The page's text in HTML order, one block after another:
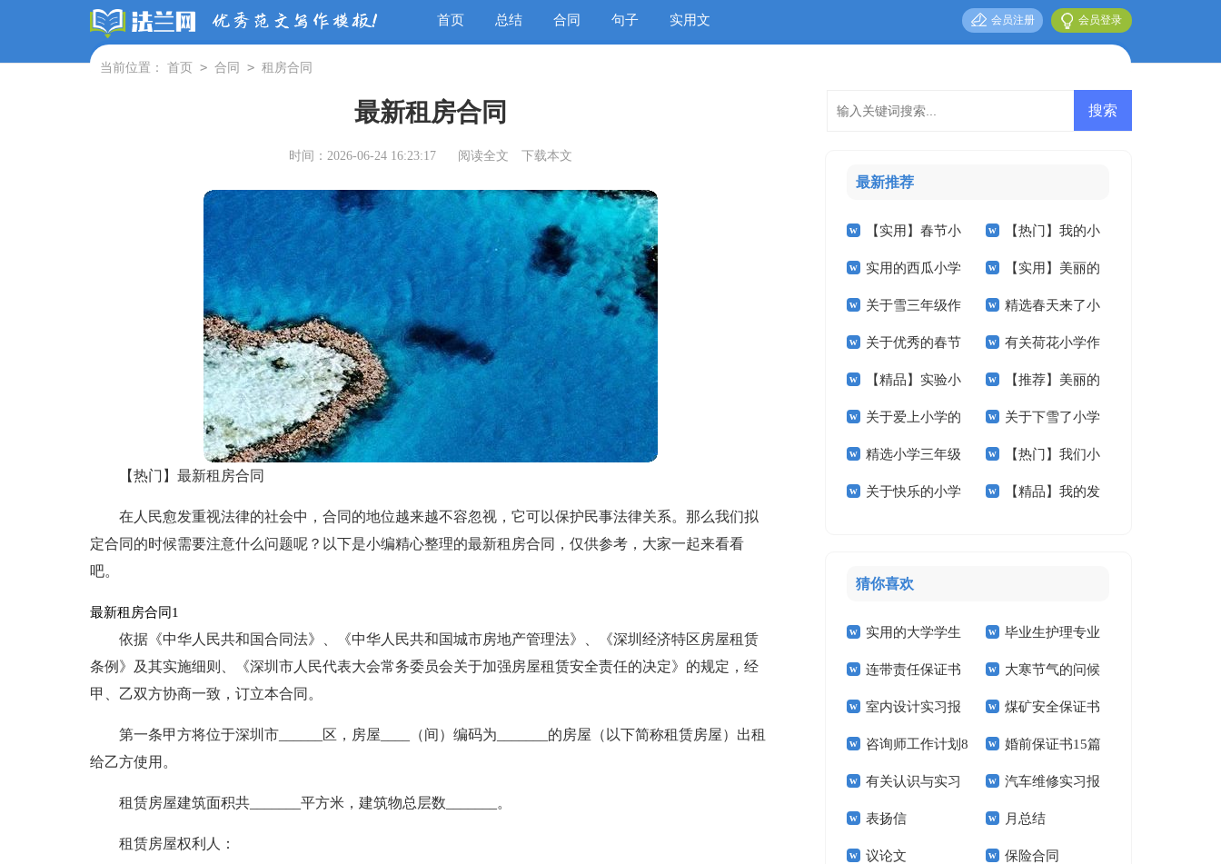
首页 总结 合同 句子 实用文 会员登录
会员注册
当前位置： 首页 > 合同 > 租房合同
最新租房合同
时间：2026-06-24 16:23:17 阅读全文 下载本文
【热门】最新租房合同
在人民愈发重视法律的社会中，合同的地位越来越不容忽视，它可以保护民事法律关系。那么我们拟
定合同的时候需要注意什么问题呢？以下是小编精心整理的最新租房合同，仅供参考，大家一起来看看
吧。
最新租房合同1
依据《中华人民共和国合同法》、《中华人民共和国城市房地产管理法》、《深圳经济特区房屋租赁
条例》及其实施细则、《深圳市人民代表大会常务委员会关于加强房屋租赁安全责任的决定》的规定，经
甲、乙双方协商一致，订立本合同。
第一条甲方将位于深圳市______区，房屋____（间）编码为_______的房屋（以下简称租赁房屋）出租
给乙方使用。
租赁房屋建筑面积共_______平方米，建筑物总层数_______。
租赁房屋权利人：
最新推荐
【实用】春节小
学作文600字4篇
【热门】我的小
学作文5篇
实用的西瓜小学
作文四篇
【实用】美丽的
小学作文3篇
关于雪三年级作
文汇编八篇
精选春天来了小
学作文汇编八篇
关于优秀的春节
小学作文4篇
有关荷花小学作
文锦集7篇
【精品】实验小
学的作文300字4篇
【推荐】美丽的
小学作文合集7篇
关于爱上小学的
作文锦集八篇
关于下雪了小学
作文400字五篇
精选小学三年级
的作文合集六篇
【热门】我们小
学作文合集十篇
关于快乐的小学 【精品】我的发
猜你喜欢
实用的大学学生
实习报告范文锦集六
篇
毕业生护理专业
求职信精选15篇
连带责任保证书 大寒节气的问候
祝福语
室内设计实习报
告汇编15篇
煤矿安全保证书
(15篇)
咨询师工作计划8
篇
婚前保证书15篇
有关认识与实习
报告模板集锦十篇
汽车维修实习报
告(汇编15篇)
表扬信 月总结
议论文 保险合同